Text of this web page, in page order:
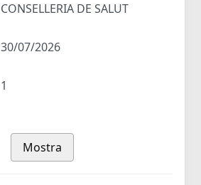
CONSELLERIA DE SALUT
30/07/2026
1
Mostra